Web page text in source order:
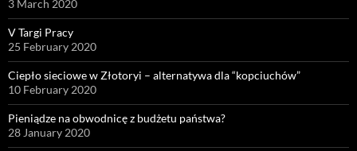
3 March 2020
V Targi Pracy
25 February 2020
Ciepło sieciowe w Złotoryi – alternatywa dla “kopciuchów”
10 February 2020
Pieniądze na obwodnicę z budżetu państwa?
28 January 2020